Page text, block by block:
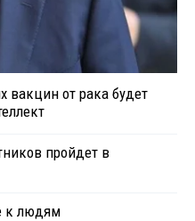
вакцин от рака будет
пройдет в
к людям